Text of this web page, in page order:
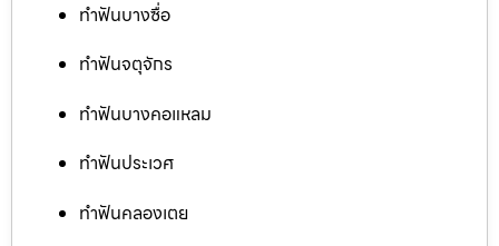
ทำฟันบางซื่อ
ทำฟันจตุจักร
ทำฟันบางคอแหลม
ทำฟันประเวศ
ทำฟันคลองเตย